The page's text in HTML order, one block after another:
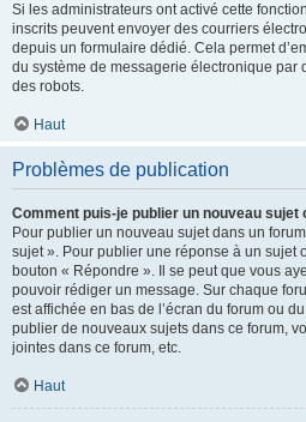
Si les administrateurs ont activé cette
inscrits peuvent envoyer des courriers
depuis un formulaire dédié. Cela permet
du système de messagerie électronique par
des robots.
Haut
Problèmes de publication
Comment puis-je publier un nouveau sujet
Pour publier un nouveau sujet dans un
sujet ». Pour publier une réponse à un sujet
bouton « Répondre ». Il se peut que vous
pouvoir rédiger un message. Sur chaque
est affichée en bas de l’écran du forum ou
publier de nouveaux sujets dans ce forum,
jointes dans ce forum, etc.
Haut